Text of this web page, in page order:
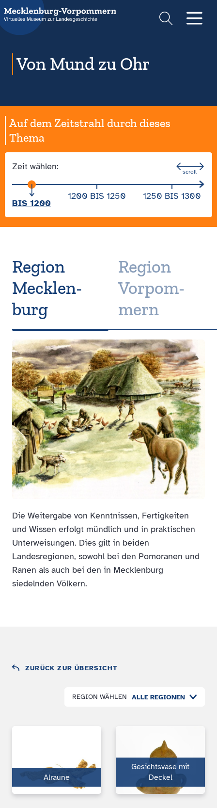
Suche
Von Mund zu Ohr
Auf dem Zeitstrahl durch dieses
Thema
Zeit wählen:
BIS 1200
1200 BIS 1250 1250 BIS 1300
Region
Meck­len­
burg
Region
Vor­pom­
mern
Die Weitergabe von Kenntnissen, Fertigkeiten
und Wissen erfolgt mündlich und in praktischen
Unterweisungen. Dies gilt in beiden
Landesregionen, sowohl bei den Pomoranen und
Ranen als auch bei den in Mecklenburg
siedelnden Völkern.
ZURÜCK ZUR ÜBERSICHT
REGION WÄHLEN ALLE REGIONEN
Alraune
Gesichtsvase mit
Deckel